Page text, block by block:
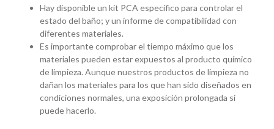
Hay disponible un kit PCA específico para controlar el
estado del baño; y un informe de compatibilidad con
diferentes materiales.
Es importante comprobar el tiempo máximo que los
materiales pueden estar expuestos al producto químico
de limpieza. Aunque nuestros productos de limpieza no
dañan los materiales para los que han sido diseñados en
condiciones normales, una exposición prolongada sí
puede hacerlo.